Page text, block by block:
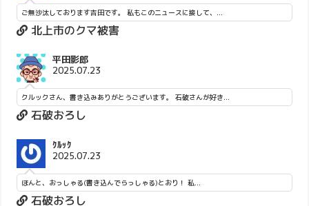
ご無沙汰しております吉田です。 私もこのニュースに接して、...
北上市のクマ被害
平田影郎
2025.07.23
クルックさん、書き込みありがとうございます。 石破さんが好き...
石破おろし
ｸﾙｯｸ
2025.07.23
ほんと、おっしゃる(書き込んでらっしゃる)とおり！ 私...
石破おろし